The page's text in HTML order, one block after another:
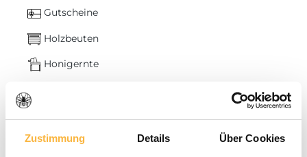
Zustimmung Details Über Cookies
Gutscheine
Holzbeuten
Honigernte
Smoker & Rauch